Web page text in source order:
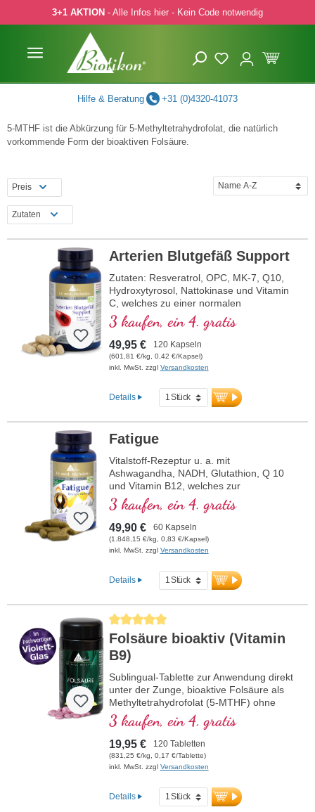
Hauptinhalt springen
Zur Suche springen
Zur Hauptnavigation springen
3+1 AKTION - Alle Infos hier - Kein Code notwendig
Hilfe & Beratung +31 (0)4320-41073
5-MTHF ist die Abkürzung für 5-Methyltetrahydrofolat, die natürlich
vorkommende Form der bioaktiven Folsäure.
Preis
Zutaten
Arterien Blutgefäß Support
Zutaten: Resveratrol, OPC, MK-7, Q10,
Hydroxytyrosol, Nattokinase und Vitamin
C, welches zu einer normalen
Kollagenbildung für eine normale Funktion
der Blutgefäße beiträgt. Die B-Vitamine
liegen in bioaktiver Form vor.
3 kaufen, ein 4. gratis
49,95 € 120 Kapseln
(601,81 €/kg, 0,42 €/Kapsel)
inkl. MwSt. zzgl Versandkosten
Details
Fatigue
Vitalstoff-Rezeptur u. a. mit
Ashwagandha, NADH, Glutathion, Q 10
und Vitamin B12, welches zur
Verringerung von Müdigkeit und
Ermüdung beiträgt.
3 kaufen, ein 4. gratis
49,90 € 60 Kapseln
(1.848,15 €/kg, 0,83 €/Kapsel)
inkl. MwSt. zzgl Versandkosten
Details
Durchschnittliche Bewertung von 5 von 5 Sternen
Folsäure bioaktiv (Vitamin
B9)
Sublingual-Tablette zur Anwendung direkt
unter der Zunge, bioaktive Folsäure als
Methyltetrahydrofolat (5-MTHF) ohne
Zusatzstoffe, im Violettglas
3 kaufen, ein 4. gratis
19,95 € 120 Tabletten
(831,25 €/kg, 0,17 €/Tablette)
inkl. MwSt. zzgl Versandkosten
Details